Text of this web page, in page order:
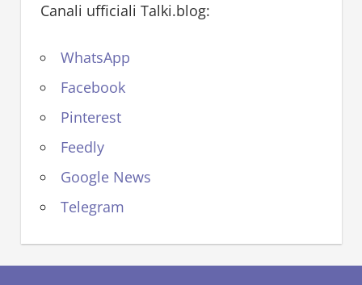
Canali ufficiali Talki.blog:
WhatsApp
Facebook
Pinterest
Feedly
Google News
Telegram